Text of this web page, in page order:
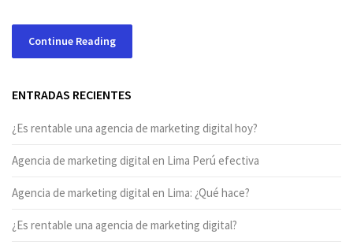
Continue Reading
ENTRADAS RECIENTES
¿Es rentable una agencia de marketing digital hoy?
Agencia de marketing digital en Lima Perú efectiva
Agencia de marketing digital en Lima: ¿Qué hace?
¿Es rentable una agencia de marketing digital?